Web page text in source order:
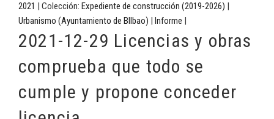
2021 | Colección: Expediente de construcción (2019-2026) |
Urbanismo (Ayuntamiento de BIlbao) | Informe |
2021-12-29 Licencias y obras
comprueba que todo se
cumple y propone conceder